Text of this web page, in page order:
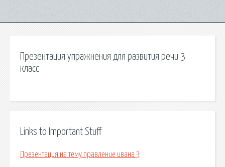
Презентация упражнения для развития речи 3
класс
Links to Important Stuff
Презентация на тему правление ивана 3